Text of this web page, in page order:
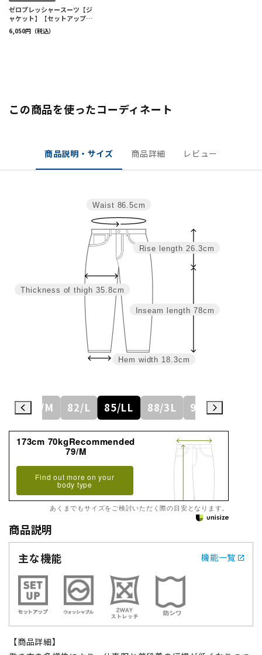
この商品を使ったコーディネート
商品説明・サイズ 商品詳細 レビュー
Inseam length 78cm
Rise length 26.3cm
Hem width 18.3cm
Thickness of thigh 35.8cm
Waist 86.5cm
79/M 82/L 85/LL 88/3L 91/4L
173cm 70kgRecommended
79/M
Find out more on your
body type
あくまでもサイズをご検討いただく際の目安となります。
商品説明
主な機能
機能一覧
【商品詳細】